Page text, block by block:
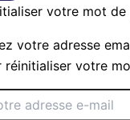
votre mot de
votre adresse
réinitialiser votre